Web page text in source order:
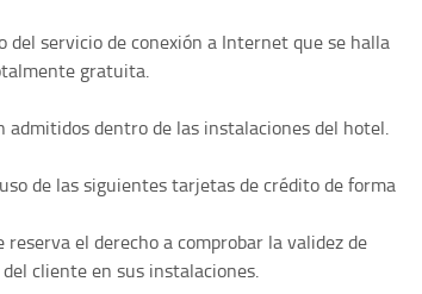
del servicio de conexión a Internet que se halla
gratuita.
admitidos dentro de las instalaciones del hotel.
de las siguientes tarjetas de crédito de forma
el derecho a comprobar la validez de
cliente en sus instalaciones.